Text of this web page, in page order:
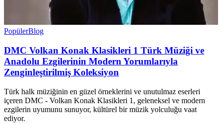
PopülerBlog
DMC Volkan Konak Klasikleri 1 Türk Müziği ve
Anadolu Ezgilerinin Modern Yorumlarıyla
Zenginleştirilmiş Koleksiyon
Türk halk müziğinin en güzel örneklerini ve unutulmaz eserleri
içeren DMC - Volkan Konak Klasikleri 1, geleneksel ve modern
ezgilerin uyumunu sunuyor, kültürel bir müzik yolculuğu vaat
ediyor.